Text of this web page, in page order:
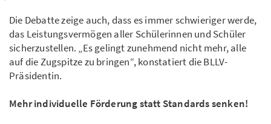
Die Debatte zeige auch, dass es immer schwieriger werde,
das Leistungsvermögen aller Schülerinnen und Schüler
sicherzustellen. „Es gelingt zunehmend nicht mehr, alle
auf die Zugspitze zu bringen“, konstatiert die BLLV-
Präsidentin.
Mehr individuelle Förderung statt Standards senken!